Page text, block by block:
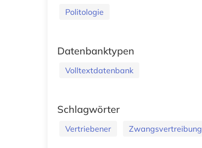
Politologie
Datenbanktypen
Volltextdatenbank
Schlagwörter
Vertriebener Zwangsvertreibung